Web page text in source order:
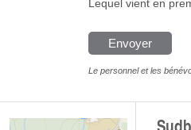
Lequel vient en
Le personnel et les